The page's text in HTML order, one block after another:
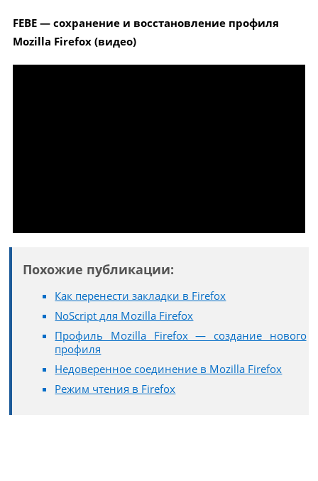
FEBE — сохранение и восстановление профиля
Mozilla Firefox (видео)
Похожие публикации:
Как перенести закладки в Firefox
NoScript для Mozilla Firefox
Профиль Mozilla Firefox — создание нового
профиля
Недоверенное соединение в Mozilla Firefox
Режим чтения в Firefox